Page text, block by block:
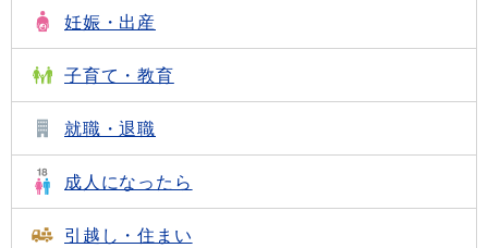
妊娠・出産
子育て・教育
就職・退職
成人になったら
引越し・住まい